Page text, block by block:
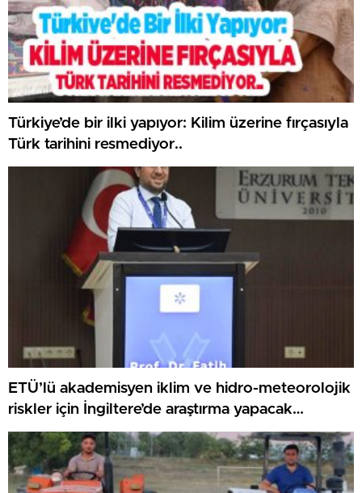
Türkiye’de bir ilki yapıyor: Kilim üzerine fırçasıyla
Türk tarihini resmediyor..
ETÜ’lü akademisyen iklim ve hidro-meteorolojik
riskler için İngiltere’de araştırma yapacak…